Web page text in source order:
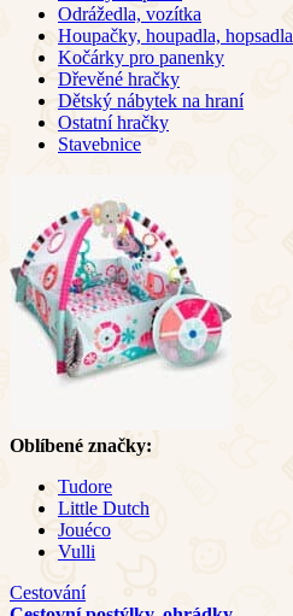
Odrážedla, vozítka
Houpačky, houpadla, hopsadla
Kočárky pro panenky
Dřevěné hračky
Dětský nábytek na hraní
Ostatní hračky
Stavebnice
Oblíbené značky:
Tudore
Little Dutch
Jouéco
Vulli
Cestování